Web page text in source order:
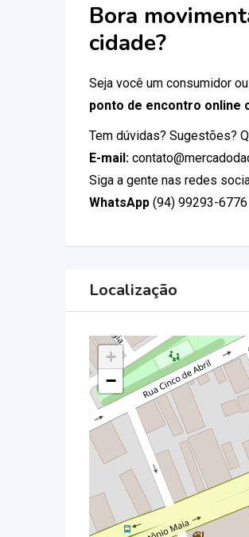
Bora
cidade?
Seja você um consumidor
ponto de encontro online
Tem dúvidas? Sugestões?
E-mail:
Siga a gente nas redes
WhatsApp (94) 99293-6776
Localização
+
−